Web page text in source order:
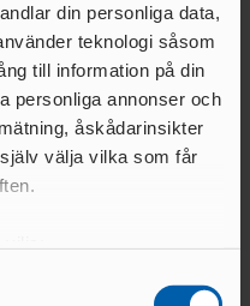
din personliga data,
teknologi såsom
till information på din
personliga annonser och
åskådarinsikter
välja vilka som får
Josephine
Risberg
Thoor
Klara
Thelander
Lovisa Lindh